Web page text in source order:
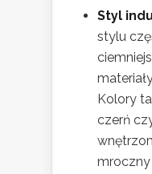
Styl
stylu
Kolory
czerń